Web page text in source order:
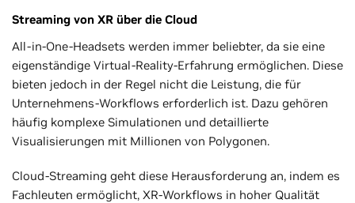
Streaming von XR über die Cloud
All-in-One-Headsets werden immer beliebter, da sie eine
eigenständige Virtual-Reality-Erfahrung ermöglichen. Diese
bieten jedoch in der Regel nicht die Leistung, die für
Unternehmens-Workflows erforderlich ist. Dazu gehören
häufig komplexe Simulationen und detaillierte
Visualisierungen mit Millionen von Polygonen.
Cloud-Streaming geht diese Herausforderung an, indem es
Fachleuten ermöglicht, XR-Workflows in hoher Qualität